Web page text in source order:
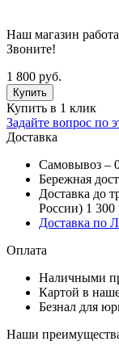
Наш магазин
Звоните!
1 800 руб.
Купить в 1 клик
Задайте вопрос по
Доставка
Самовывоз –
Бережная
Доставка до
России) 1 300
Доставка по
Оплата
Наличными
Картой в
Безнал для
Наши